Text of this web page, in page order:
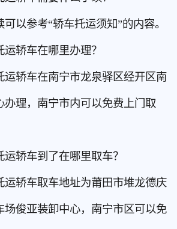
参考“轿车托运须知”的内容。
轿车在哪里办理？
轿车在南宁市龙泉驿区经开区南
办理，南宁市内可以免费上门取
轿车到了在哪里取车？
轿车取车地址为莆田市堆龙德庆
场俊亚装卸中心，南宁市区可以免